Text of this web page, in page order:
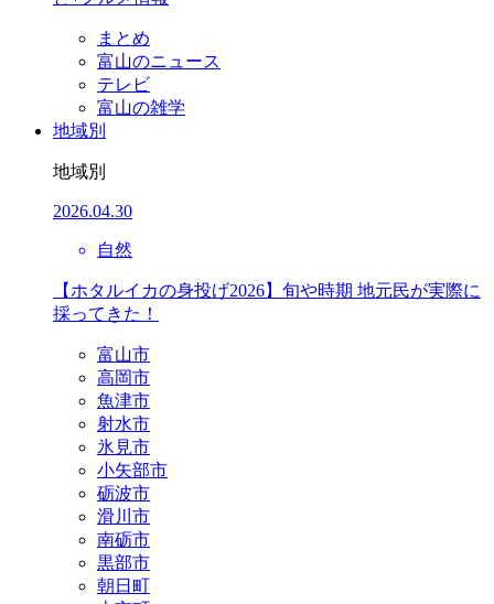
まとめ
富山のニュース
テレビ
富山の雑学
地域別
地域別
2026.04.30
自然
【ホタルイカの身投げ2026】旬や時期 地元民が実際に
採ってきた！
富山市
高岡市
魚津市
射水市
氷見市
小矢部市
砺波市
滑川市
南砺市
黒部市
朝日町